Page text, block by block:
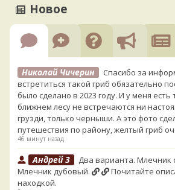
Новое
Николай Чичерин
Спасибо за
встретиться такой гриб обязательно
было сделано в 2023 году. И у меня
ближнем лесу не встречаются ни
грузди, только черныши. А это фото
путешествия по району, желтый гриб
46 минут назад
Андрей 3
Два варианта. Млечник
Млечник дубовый.
Почитайте
находкой.